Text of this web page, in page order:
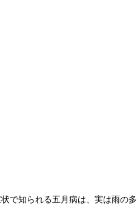
で知られる五月病は、実は雨の多